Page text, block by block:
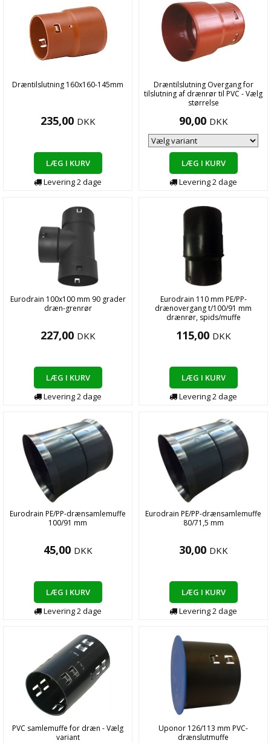
Dræntilslutning 160x160-145mm
235,00 DKK
LÆG I KURV
Levering2dage
Dræntilslutning Overgang for
tilslutning af drænrør til PVC - Vælg
størrelse
90,00 DKK
LÆG I KURV
Levering2dage
Eurodrain 100x100 mm 90 grader
dræn-grenrør
227,00 DKK
LÆG I KURV
Levering2dage
Eurodrain 110 mm PE/PP-
drænovergang t/100/91 mm
drænrør, spids/muffe
115,00 DKK
LÆG I KURV
Levering2dage
Eurodrain PE/PP-drænsamlemuffe
100/91 mm
45,00 DKK
LÆG I KURV
Levering2dage
Eurodrain PE/PP-drænsamlemuffe
80/71,5 mm
30,00 DKK
LÆG I KURV
Levering2dage
PVC samlemuffe for dræn - Vælg
variant
Uponor 126/113 mm PVC-
drænslutmuffe